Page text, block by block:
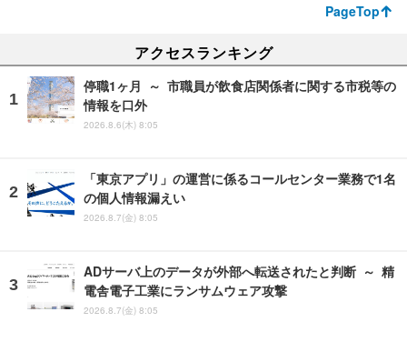
PageTop
アクセスランキング
停職1ヶ月 ～ 市職員が飲食店関係者に関する市税等の
情報を口外
2026.8.6(木) 8:05
「東京アプリ」の運営に係るコールセンター業務で1名
の個人情報漏えい
2026.8.7(金) 8:05
ADサーバ上のデータが外部へ転送されたと判断 ～ 精
電舎電子工業にランサムウェア攻撃
2026.8.7(金) 8:05